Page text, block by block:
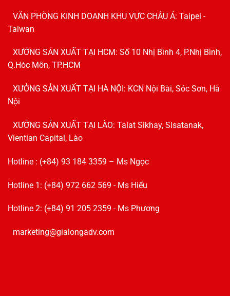
VĂN PHÒNG KINH DOANH KHU VỰC CHÂU Á: Taipei -
Taiwan
XƯỞNG SẢN XUẤT TẠI HCM: Số 10 Nhị Bình 4, P.Nhị Bình,
Q.Hóc Môn, TP.HCM
XƯỞNG SẢN XUẤT TẠI HÀ NỘI: KCN Nội Bài, Sóc Sơn, Hà
Nội
XƯỞNG SẢN XUẤT TẠI LÀO: Talat Sikhay, Sisatanak,
Vientian Capital, Lào
Hotline : (+84) 93 184 3359 – Ms Ngọc
Hotline 1: (+84) 972 662 569 - Ms Hiếu
Hotline 2: (+84) 91 205 2359 - Ms Phương
marketing@gialongadv.com